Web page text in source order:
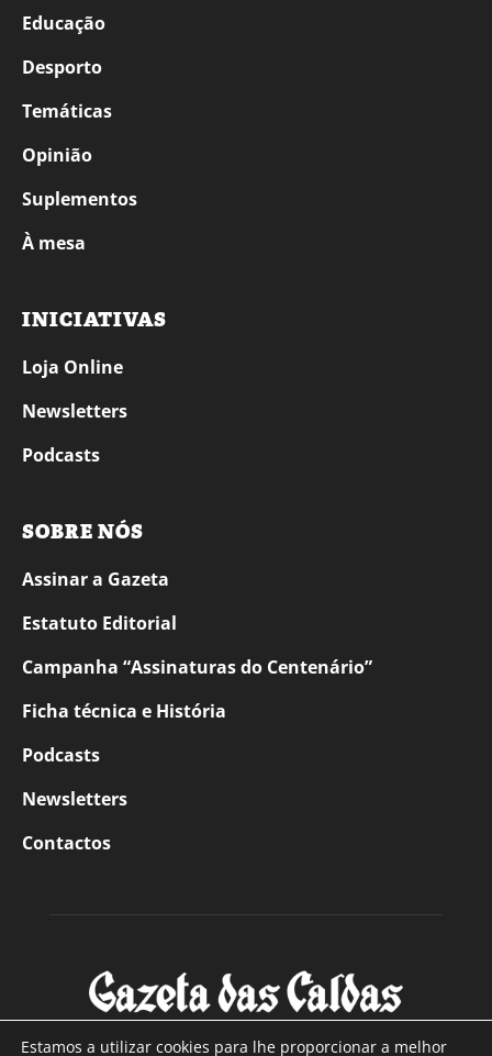
Educação
Desporto
Temáticas
Opinião
Suplementos
À mesa
INICIATIVAS
Loja Online
Newsletters
Podcasts
SOBRE NÓS
Assinar a Gazeta
Estatuto Editorial
Campanha “Assinaturas do Centenário”
Ficha técnica e História
Podcasts
Newsletters
Contactos
Estamos a utilizar cookies para lhe proporcionar a melhor